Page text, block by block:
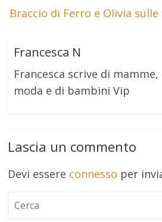
Braccio di Ferro e Olivia
Francesca N
Francesca scrive di
moda e di bambini Vip
Lascia un commento
Devi essere connesso per